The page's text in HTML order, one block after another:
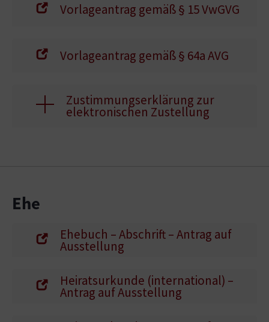
Vorlageantrag gemäß § 15 VwGVG
Vorlageantrag gemäß § 64a AVG
Zustimmungserklärung zur
elektronischen Zustellung
Ehe
Ehebuch – Abschrift – Antrag auf
Ausstellung
Heiratsurkunde (international) –
Antrag auf Ausstellung